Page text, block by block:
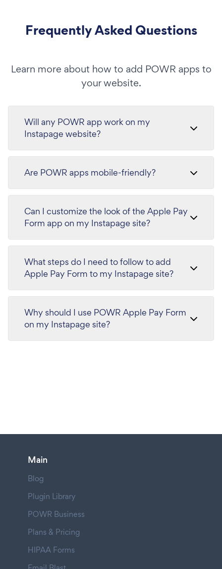
Frequently Asked Questions
Learn more about how to add POWR apps to
your website.
Will any POWR app work on my
Instapage website?
Are POWR apps mobile-friendly?
Can I customize the look of the Apple Pay
Form app on my Instapage site?
What steps do I need to follow to add
Apple Pay Form to my Instapage site?
Why should I use POWR Apple Pay Form
on my Instapage site?
Main
Blog
Plugin Library
POWR Business
Plans & Pricing
HIPAA Forms